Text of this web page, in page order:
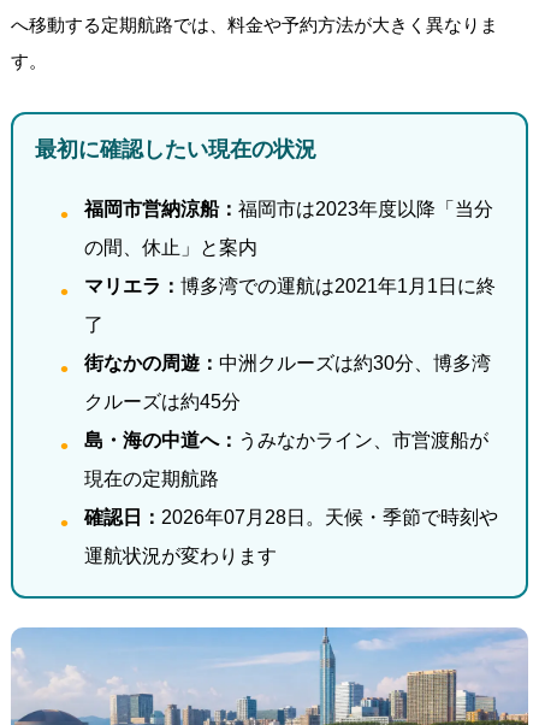
へ移動する定期航路では、料金や予約方法が大きく異なりま
す。
最初に確認したい現在の状況
福岡市営納涼船： 福岡市は2023年度以降「当分
の間、休止」と案内
マリエラ： 博多湾での運航は2021年1月1日に終
了
街なかの周遊： 中洲クルーズは約30分、博多湾
クルーズは約45分
島・海の中道へ： うみなかライン、市営渡船が
現在の定期航路
確認日： 2026年07月28日。天候・季節で時刻や
運航状況が変わります